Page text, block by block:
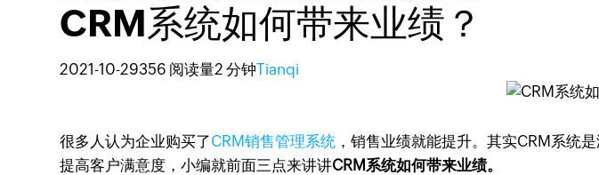
CRM系统如何带来业绩？
2021-10-29356 阅读量2 分钟Tianqi
很多人认为企业购买了CRM销售管理系统 ，销售业绩就能提升。其实CRM系统
提高客户满意度，小编就前面三点来讲讲CRM系统如何带来业绩。